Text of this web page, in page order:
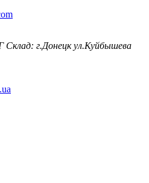
Склад: г.Донецк ул.Куйбышева